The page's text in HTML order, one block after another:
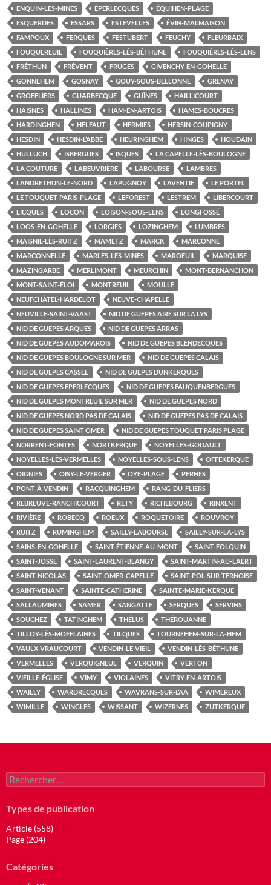
ENQUIN-LES-MINES
ÉPERLECQUES
ÉQUIHEN-PLAGE
ESQUERDES
ESSARS ESTEVELLES
ÉVIN-MALMAISON
FAMPOUX
FERQUES FESTUBERT FEUCHY
FLEURBAIX
FOUQUEREUIL
FOUQUIÈRES-LÈS-BÉTHUNE
FOUQUIÈRES-LÈS-LENS
FRÉTHUN
FRÉVENT FRUGES
GIVENCHY-EN-GOHELLE
GONNEHEM
GOSNAY GOUY-SOUS-BELLONNE
GRENAY
GROFFLIERS
GUARBECQUE GUÎNES
HAILLICOURT
HAISNES
HALLINES HAM-EN-ARTOIS
HAMES-BOUCRES
HARDINGHEN
HELFAUT HERMIES
HERSIN-COUPIGNY
HESDIN
HESDIN-L’ABBÉ HEURINGHEM HINGES
HOUDAIN
HULLUCH
ISBERGUES ISQUES
LA CAPELLE-LÈS-BOULOGNE
LA COUTURE
LABEUVRIÈRE LABOURSE
LAMBRES
LANDRETHUN-LE-NORD
LAPUGNOY LAVENTIE
LE PORTEL
LE TOUQUET-PARIS-PLAGE
LEFOREST LESTREM
LIBERCOURT
LICQUES
LOCON LOISON-SOUS-LENS
LONGFOSSÉ
LOOS-EN-GOHELLE
LORGIES LOZINGHEM
LUMBRES
MAISNIL-LÈS-RUITZ
MAMETZ MARCK
MARCONNE
MARCONNELLE
MARLES-LES-MINES MAROEUIL
MARQUISE
MAZINGARBE
MERLIMONT MEURCHIN
MONT-BERNANCHON
MONT-SAINT-ÉLOI
MONTREUIL
MOULLE
NEUFCHÂTEL-HARDELOT
NEUVE-CHAPELLE
NEUVILLE-SAINT-VAAST
NID DE GUEPES AIRE SUR LA LYS
NID DE GUEPES ARQUES
NID DE GUEPES ARRAS
NID DE GUEPES AUDOMAROIS
NID DE GUEPES BLENDECQUES
NID DE GUEPES BOULOGNE SUR MER
NID DE GUEPES CALAIS
NID DE GUEPES CASSEL
NID DE GUEPES DUNKERQUES
NID DE GUEPES EPERLECQUES
NID DE GUEPES FAUQUENBERGUES
NID DE GUEPES MONTREUIL SUR MER
NID DE GUEPES NORD
NID DE GUEPES NORD PAS DE CALAIS
NID DE GUEPES PAS DE CALAIS
NID DE GUEPES SAINT OMER
NID DE GUEPES TOUQUET PARIS PLAGE
NORRENT-FONTES
NORTKERQUE
NOYELLES-GODAULT
NOYELLES-LÈS-VERMELLES
NOYELLES-SOUS-LENS
OFFEKERQUE
OIGNIES
OISY-LE-VERGER OYE-PLAGE
PERNES
PONT-À-VENDIN
RACQUINGHEM
RANG-DU-FLIERS
REBREUVE-RANCHICOURT
RETY RICHEBOURG
RINXENT
RIVIÈRE
ROBECQ ROEUX ROQUETOIRE
ROUVROY
RUITZ
RUMINGHEM SAILLY-LABOURSE
SAILLY-SUR-LA-LYS
SAINS-EN-GOHELLE
SAINT-ÉTIENNE-AU-MONT
SAINT-FOLQUIN
SAINT-JOSSE
SAINT-LAURENT-BLANGY
SAINT-MARTIN-AU-LAËRT
SAINT-NICOLAS
SAINT-OMER-CAPELLE
SAINT-POL-SUR-TERNOISE
SAINT-VENANT
SAINTE-CATHERINE
SAINTE-MARIE-KERQUE
SALLAUMINES
SAMER SANGATTE SERQUES
SERVINS
SOUCHEZ
TATINGHEM THÉLUS
THÉROUANNE
TILLOY-LÈS-MOFFLAINES
TILQUES
TOURNEHEM-SUR-LA-HEM
VAULX-VRAUCOURT
VENDIN-LE-VIEIL
VENDIN-LÈS-BÉTHUNE
VERMELLES
VERQUIGNEUL VERQUIN
VERTON
VIEILLE-ÉGLISE
VIMY VIOLAINES
VITRY-EN-ARTOIS
WAILLY
WARDRECQUES WAVRANS-SUR-L’AA
WIMEREUX
WIMILLE
WINGLES WISSANT WIZERNES ZUTKERQUE
Rechercher :
Types de publication
Article (558)
Page (204)
Catégories